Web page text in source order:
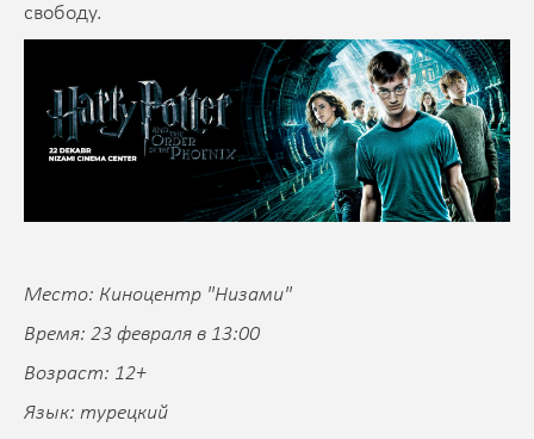
свободу.
Место: Киноцентр "Низами"
Время: 23 февраля в 13:00
Возраст: 12+
Язык: турецкий